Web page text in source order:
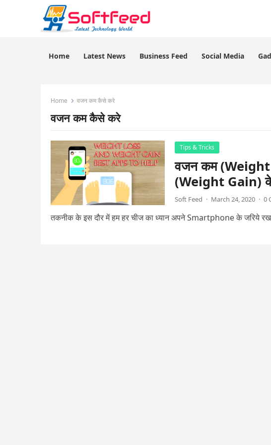
Home Latest News Business Feed Social Media
Home वजन कम कैसे करे
वजन कम कैसे करे
Tips & Tricks
वजन कम (Weight
(Weight Gain)
Soft Feed · March 24, 2020 · 0
तकनीक के इस दौर में हम हर चीज का ध्यान अपने Smartphone के जरिये